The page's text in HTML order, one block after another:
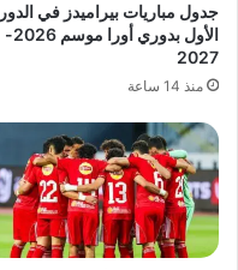
جدول مباريات بيراميدز في الدور
الأول بدوري أورا موسم 2026-
2027
منذ 14 ساعة